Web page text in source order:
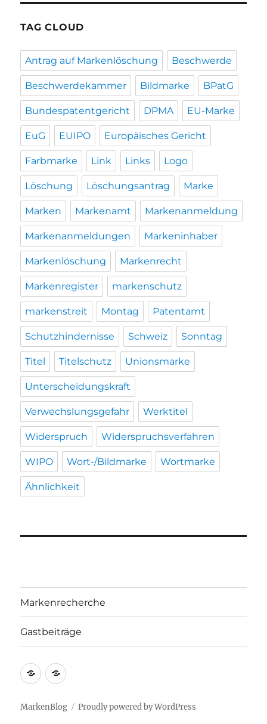
TAG CLOUD
Antrag auf Markenlöschung Beschwerde
Beschwerdekammer Bildmarke BPatG
Bundespatentgericht DPMA EU-Marke
EuG EUIPO Europäisches Gericht
Farbmarke Link Links Logo
Löschung Löschungsantrag Marke
Marken Markenamt Markenanmeldung
Markenanmeldungen Markeninhaber
Markenlöschung Markenrecht
Markenregister markenschutz
markenstreit Montag Patentamt
Schutzhindernisse Schweiz Sonntag
Titel Titelschutz Unionsmarke
Unterscheidungskraft
Verwechslungsgefahr Werktitel
Widerspruch Widerspruchsverfahren
WIPO Wort-/Bildmarke Wortmarke
Ähnlichkeit
Markenrecherche
Gastbeiträge
Markenrecherche
Gastbeiträge
MarkenBlog Proudly powered by WordPress